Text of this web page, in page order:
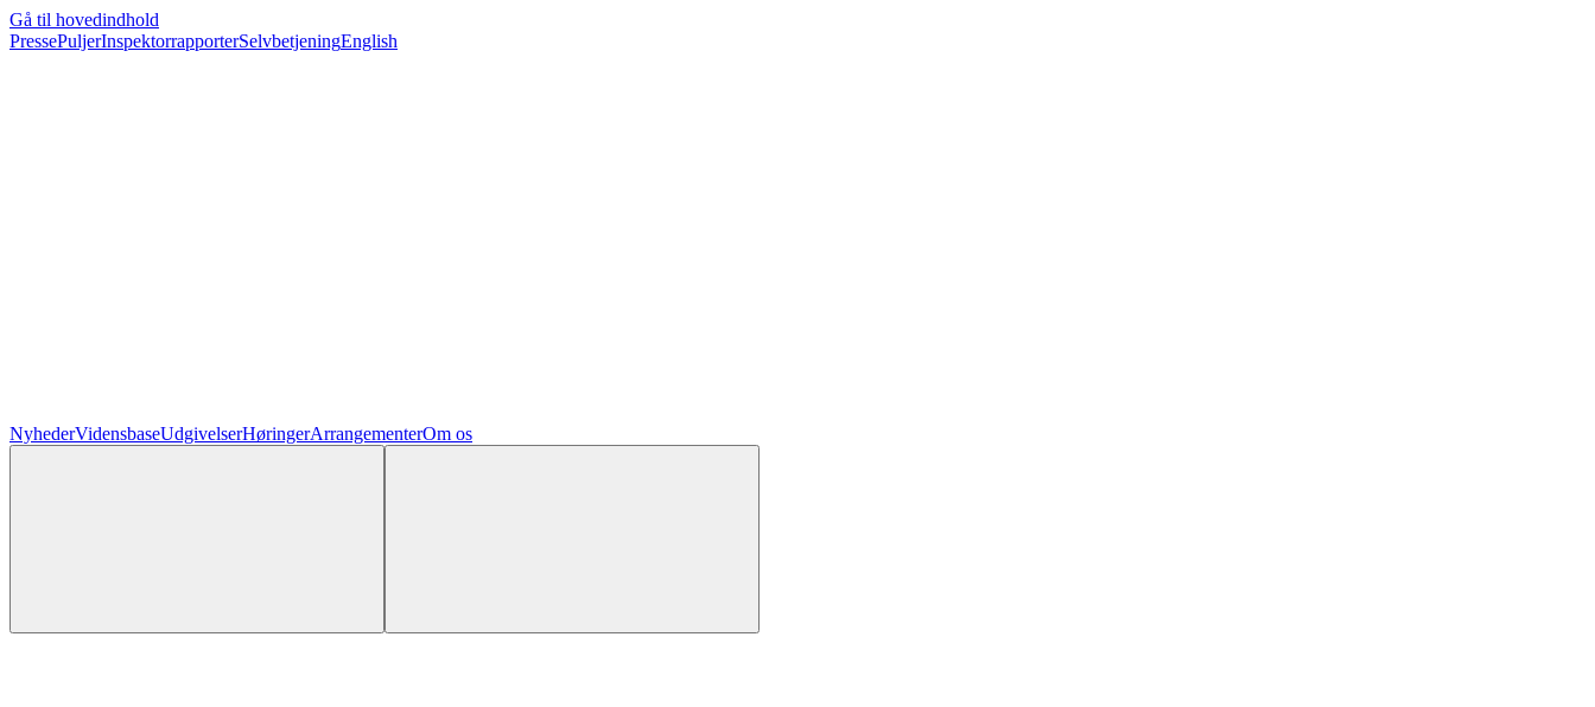
Gå til hovedindhold
PressePuljerInspektorrapporterSelvbetjeningEnglish
NyhederVidensbaseUdgivelserHøringerArrangementerOm os